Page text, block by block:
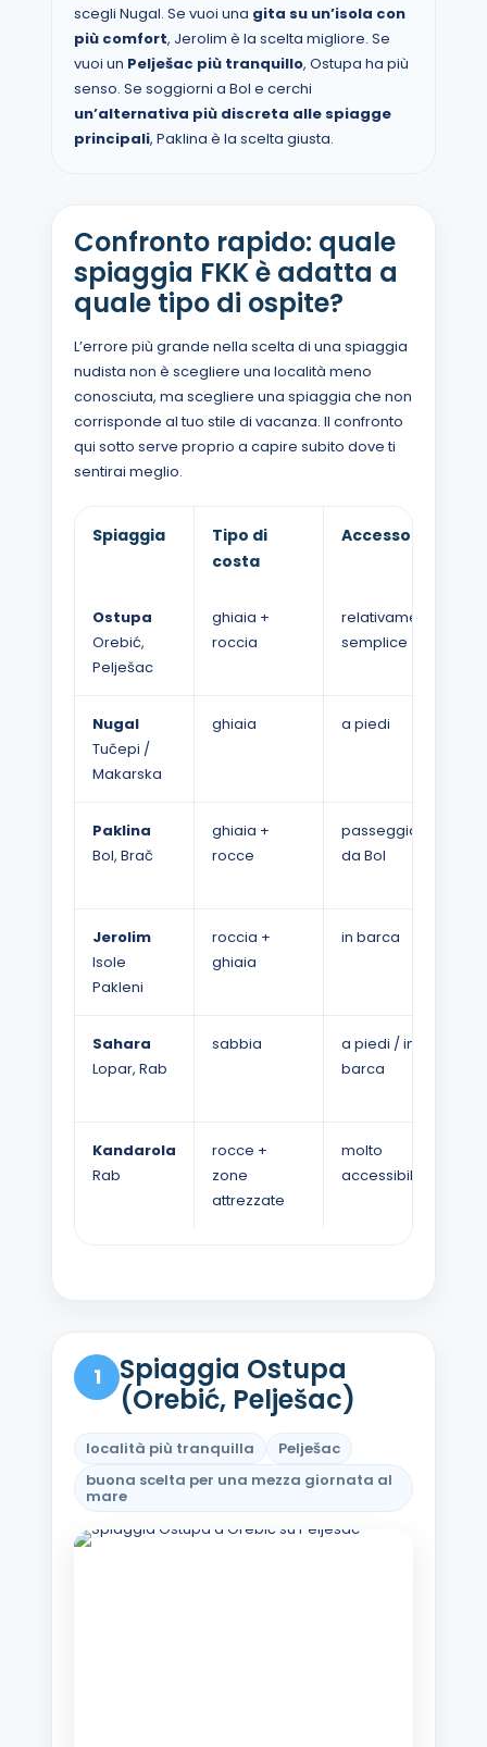
scegli Nugal. Se vuoi una gita su un’isola con
più comfort, Jerolim è la scelta migliore. Se
vuoi un Pelješac più tranquillo, Ostupa ha più
senso. Se soggiorni a Bol e cerchi
un’alternativa più discreta alle spiagge
principali, Paklina è la scelta giusta.
Confronto rapido: quale
spiaggia FKK è adatta a
quale tipo di ospite?
L’errore più grande nella scelta di una spiaggia
nudista non è scegliere una località meno
conosciuta, ma scegliere una spiaggia che non
corrisponde al tuo stile di vacanza. Il confronto
qui sotto serve proprio a capire subito dove ti
sentirai meglio.
Spiaggia
Tipo di
costa
Accesso
Ostupa
Orebić,
Pelješac
ghiaia +
roccia
relativamente
semplice
Nugal
Tučepi /
Makarska
ghiaia a piedi
Paklina
Bol, Brač
ghiaia +
rocce
passeggiata
da Bol
Jerolim
Isole
Pakleni
roccia +
ghiaia
in barca
Sahara
Lopar, Rab
sabbia
a piedi / in
barca
Kandarola
Rab
rocce +
zone
attrezzate
molto
accessibile
1
Spiaggia Ostupa
(Orebić, Pelješac)
località più tranquilla
Pelješac
buona scelta per una mezza giornata al
mare